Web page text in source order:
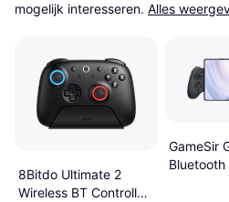
mogelijk interesseren. Alles
8Bitdo Ultimate 2
Wireless BT Controller
GameSir
Bluetooth